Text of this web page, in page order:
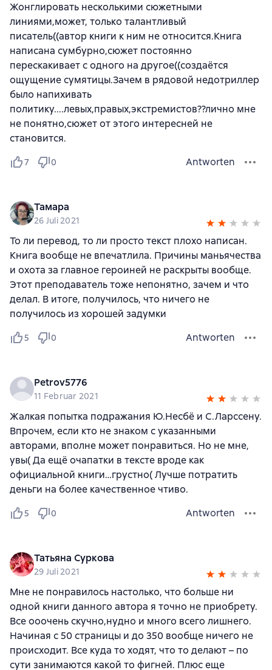
Жонглировать несколькими сюжетными
линиями,может, только талантливый
писатель((автор книги к ним не относится.Книга
написана сумбурно,сюжет постоянно
перескакивает с одного на другое((создаётся
ощущение сумятицы.Зачем в рядовой недотриллер
было напихивать
политику....левых,правых,экстремистов??лично мне
не понятно,сюжет от этого интересней не
становится.
7 0 Antworten
Тамара
26 Juli 2021
То ли перевод, то ли просто текст плохо написан.
Книга вообще не впечатлила. Причины маньячества
и охота за главное героиней не раскрыты вообще.
Этот преподаватель тоже непонятно, зачем и что
делал. В итоге, получилось, что ничего не
получилось из хорошей задумки
5 0 Antworten
Petrov5776
11 Februar 2021
Жалкая попытка подражания Ю.Несбё и С.Ларссену.
Впрочем, если кто не знаком с указанными
авторами, вполне может понравиться. Но не мне,
увы( Да ещё очапатки в тексте вроде как
официальной книги…грустно( Лучше потратить
деньги на более качественное чтиво.
5 0 Antworten
Татьяна Суркова
29 Juli 2021
Мне не понравилось настолько, что больше ни
одной книги данного автора я точно не приобрету.
Все ооочень скучно,нудно и много всего лишнего.
Начиная с 50 страницы и до 350 вообще ничего не
происходит. Все куда то ходят, что то делают – по
сути занимаются какой то фигней. Плюс еще